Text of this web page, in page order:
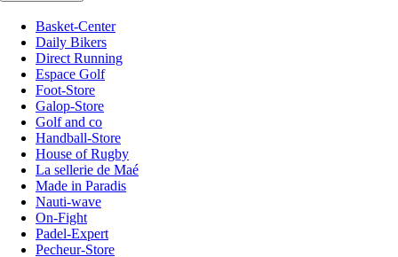
Basket-Center
Daily Bikers
Direct Running
Espace Golf
Foot-Store
Galop-Store
Golf and co
Handball-Store
House of Rugby
La sellerie de Maé
Made in Paradis
Nauti-wave
On-Fight
Padel-Expert
Pecheur-Store